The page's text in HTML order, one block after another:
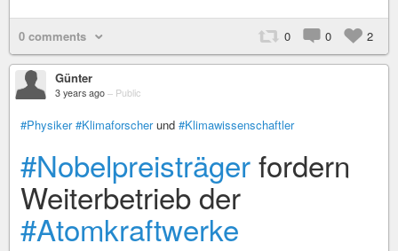
0 comments 0 0 2
Günter
3 years ago – Public
#Physiker #Klimaforscherund #Klimawissenschaftler
#Nobelpreisträgerfordern
Weiterbetrieb der
#Atomkraftwerke